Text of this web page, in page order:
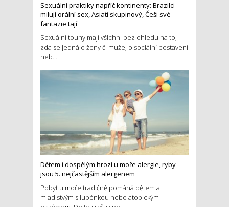
Sexuální praktiky napříč kontinenty: Brazilci
milují orální sex, Asiati skupinový, Češi své
fantazie tají
Sexuální touhy mají všichni bez ohledu na to,
zda se jedná o ženy či muže, o sociální postavení
neb...
Dětem i dospělým hrozí u moře alergie, ryby
jsou 5. nejčastějším alergenem
Pobyt u moře tradičně pomáhá dětem a
mladistvým s lupénkou nebo atopickým